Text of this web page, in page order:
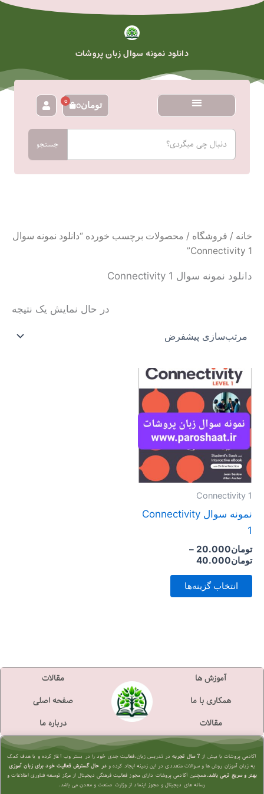
پرش
دانلود نمونه سوال زبان پروشات
تومان0
0سبد
خرید
جستجو
جستجو
خانه / فروشگاه / محصولات برچسب خورده “دانلود نمونه سوال
Connectivity 1”
دانلود نمونه سوال Connectivity 1
در حال نمایش یک نتیجه
Connectivity 1
نمونه سوال Connectivity
1
تومان20.000
–
تومان40.000
محدوده
تومان20.000
تومان40.000
انتخاب گزینه‌ها
این
محصول
دارای
انواع
مختلفی
می
باشد.
صفحه
آموزش ها
همکاری با ما
مقالات
مقالات
صفحه اصلی
درباره ما
آکادمی پروشات با بیش از 7 سال تجربه
در تدریس زبان،فعالیت جدی خود را در بستر وب آغاز کرده و با هدف کمک
به زبان آموزان روش ها و سوالات متعددی در این زمینه ایجاد کرده ودر حال گسترش فعالیت خود برای زبان آموزی
بهتر و سریع ترمی باشد.همچنین آکادمی پروشات دارای مجوز فعالیت فرهنگی دیجیتال از مرکز توسعه فناوری اطلاعات و
رسانه های دیجیتال و مجوز اینماد از وزارت صنعت و معدن می باشد.